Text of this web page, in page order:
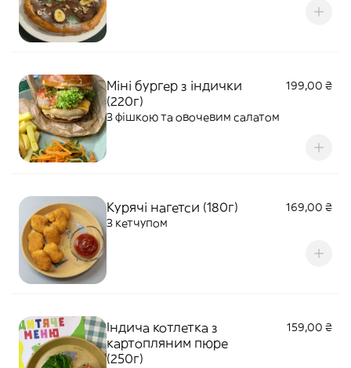
Міні бургер з індички
(220г)
199,00 ₴
З фішкою та овочевим салатом
Курячі нагетси (180г)
169,00 ₴
З кетчупом
Індича котлетка з
картопляним пюре
(250г)
159,00 ₴